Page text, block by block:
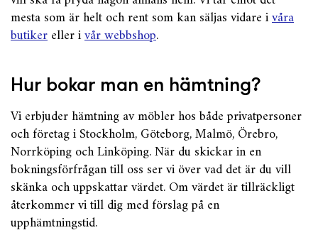
mesta som är helt och rent som kan säljas vidare ivåra
butikereller ivår webbshop.
Hur bokar man en hämtning?
Vi erbjuder hämtning av möbler hos både privatpersoner
och företag i Stockholm, Göteborg, Malmö, Örebro,
Norrköping och Linköping. När du skickar in en
bokningsförfrågan till oss ser vi över vad det är du vill
skänka och uppskattar värdet. Om värdet är tillräckligt
återkommer vi till dig med förslag på en
upphämtningstid.